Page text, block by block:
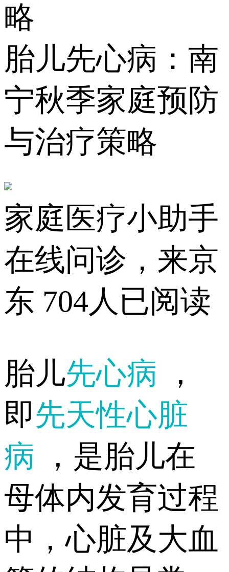
略
胎儿先心病：南
宁秋季家庭预防
与治疗策略
家庭医疗小助手
在线问诊，来京
东 704人已阅读
胎儿先心病
，
即先天性心脏
病
，是胎儿在
母体内发育过程
中，心脏及大血